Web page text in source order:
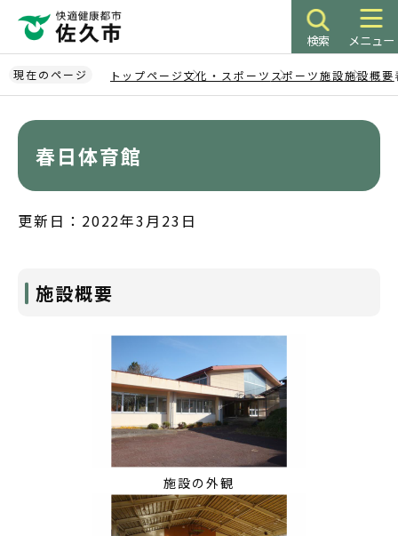
ペ
ー
ジ
検索 メニュー
現在のページ トップページ文化・スポーツ スポーツ施設施設概要
春日体育館
更新日：2022年3月23日
施設概要
施設の外観